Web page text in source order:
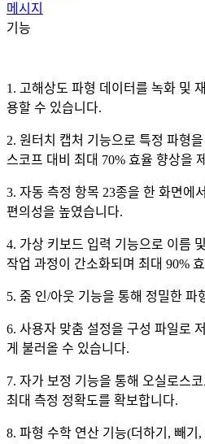
메시지
기능
1. 고해상도 파형 데이터를 녹화 및
용할 수 있습니다.
2. 원터치 캡처 기능으로 특정 파형
스코프 대비 최대 70% 효율 향상을
3. 자동 측정 항목 23종을 한 화면에
편의성을 높였습니다.
4. 가상 키보드 입력 기능으로 이름
작업 과정이 간소화되며 최대 90%
5. 줌 인/아웃 기능을 통해 정밀한 파
6. 사용자 맞춤 설정을 구성 파일로
게 불러올 수 있습니다.
7. 자가 보정 기능을 통해 오실로스
최대 측정 정확도를 확보합니다.
8. 파형 수학 연산 기능(더하기, 빼기